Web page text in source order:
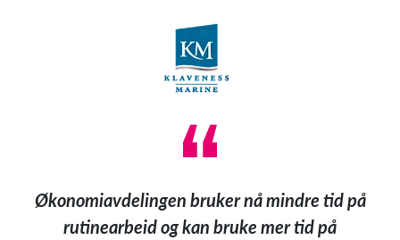
Økonomiavdelingen bruker nå mindre tid på
rutinearbeid og kan bruke mer tid på